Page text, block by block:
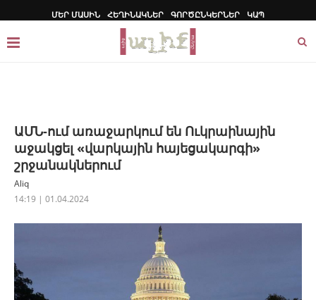
ՄԵՐ ՄԱՍԻՆ ՀԵՂԻՆԱԿՆԵՐ ԳՈՐԾԸՆԿԵՐՆԵՐ ԿԱՊ
ԱՄՆ-ում առաջարկում են Ուկրաինային
աջակցել «վարկային հայեցակարգի»
շրջանակներում
Aliq
14:19 | 01.04.2024